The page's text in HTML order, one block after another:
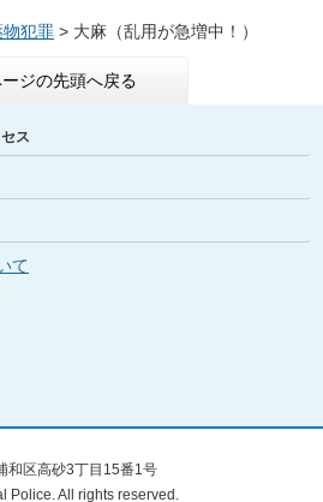
物犯罪 > 大麻（乱用が急増中！）
ジの先頭へ戻る
ス
て
和区高砂3丁目15番1号
Police. All rights reserved.